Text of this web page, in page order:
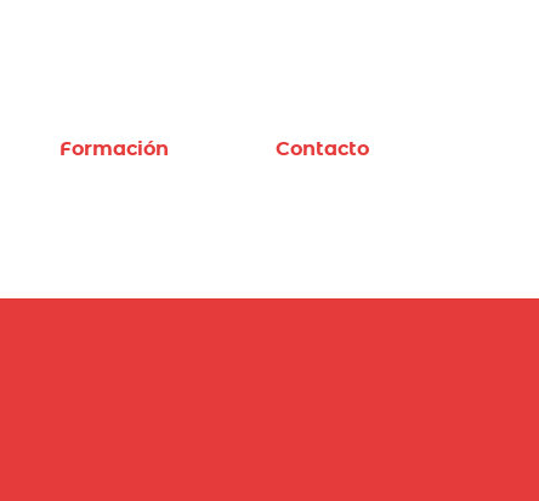
Formación Contacto